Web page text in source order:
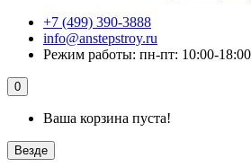
+7 (499) 390-3888
info@anstepstroy.ru
Режим работы: пн-пт: 10:00-18:00
0
Ваша корзина пуста!
Везде